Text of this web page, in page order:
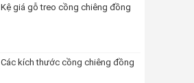
Kệ giá gỗ treo cồng chiêng đồng
Các kích thước cồng chiêng đồng